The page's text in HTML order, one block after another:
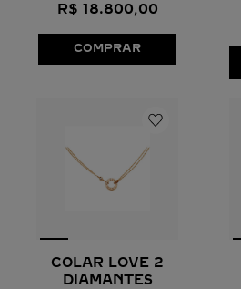
R$ 18.800,00
COMPRAR
COLAR LOVE 2
DIAMANTES